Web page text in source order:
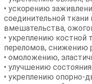
• ускорению
соединительной ткани
вмешательства,
• укреплению костной
переломов, снижению
• омоложению,
• улучшению
• укреплению опорно-